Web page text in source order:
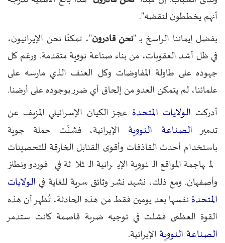
أنهم يخططون لنقضه".
بفضل إيماننا الراسخ بـ "نحن قادرون"، تمكنّا نحن الإيرانيون،
في ظل أشد العقوبات، من بناء صناعة نووية متقدمة. ورغم كل
جهوده على طاولة المفاوضات وكل العنف الذي مارسه على
علمائنا، لم يتمكن العدو من إلحاق أي ضرر بوجوده على أرضنا.
أدركت الولايات المتحدة عجز الكيان الإسرائيلي المزيف عن
تدمير الصناعة النووية الإيرانية، فشنّت حملة جوية
باستخدام أحدث القاذفات وأقوى القنابل الخارقة للتحصينات
لمهاجمة المواقع النووية الإيرانية الثلاثة في فوردو ونطنز
وأصفهان. ومع ذلك، نشهد نشر وثائق سرية للغاية في الولايات
المتحدةنفسها بعد يومين فقط من هذه الحادثة، تُظهر أن هذه
القوة العظمى فشلت في توجيه ضربة قاصمة كانت ستدمر
الصناعة النووية الإيرانية.